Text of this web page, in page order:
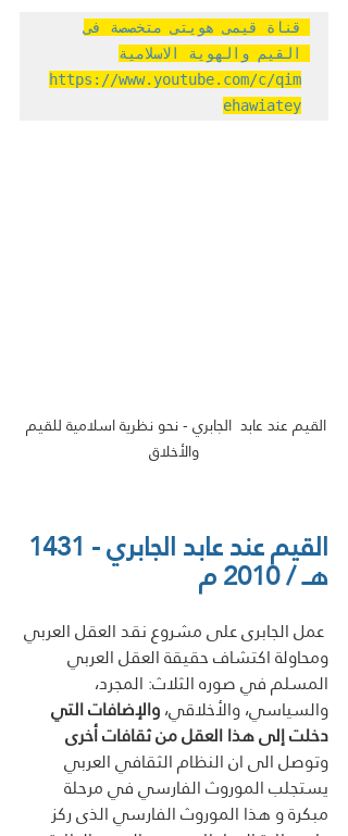
قناة قيمى هويتى متخصصة فى
https://www.youtube.com/c/qim
ehawiatey
القيم عند عابد  الجابري - نحو نظرية اسلامية للقيم
والأخلاق
هــ / 2010 م
عمل الجابرى على مشروع نقد العقل العربي
ومحاولة اكتشاف حقيقة العقل العربي
المسلم في صوره الثلاث: المجرد،
والسياسي، والأخلاقي، والإضافات التي
دخلت إلى هذا العقل من ثقافات أخرى
وتوصل الى ان النظام الثقافي العربي
يستجلب الموروث الفارسي في مرحلة
مبكرة و هذا الموروث الفارسي الذى ركز